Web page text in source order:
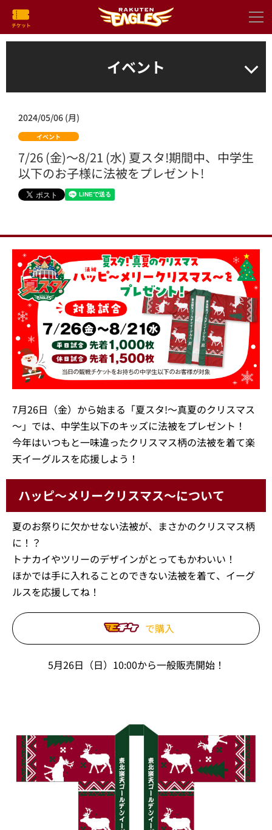
イベント
2024/05/06 (月)
イベント
7/26 (金)～8/21 (水) 夏スタ!期間中、中学生
以下のお子様に法被をプレゼント!
7月26日（金）から始まる「夏スタ!～真夏のクリスマス
～」では、中学生以下のキッズに法被をプレゼント！
今年はいつもと一味違ったクリスマス柄の法被を着て楽
天イーグルスを応援しよう！
ハッピ～メリークリスマス～について
夏のお祭りに欠かせない法被が、まさかのクリスマス柄
に！？
トナカイやツリーのデザインがとってもかわいい！
ほかでは手に入れることのできない法被を着て、イーグ
ルスを応援してね！
で購入
5月26日（日）10:00から一般販売開始！